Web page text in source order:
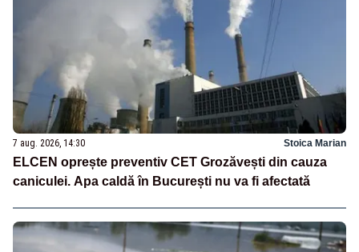
7 aug. 2026, 14:30 Stoica Marian
ELCEN oprește preventiv CET Grozăvești din cauza
caniculei. Apa caldă în București nu va fi afectată